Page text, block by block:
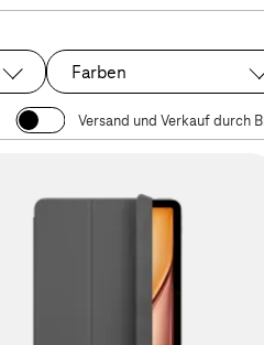
Farben
Versand und Verkauf durch